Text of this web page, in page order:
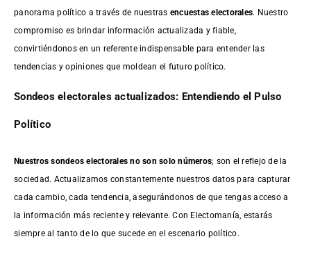
panorama político a través de nuestras encuestas electorales. Nuestro
compromiso es brindar información actualizada y fiable,
convirtiéndonos en un referente indispensable para entender las
tendencias y opiniones que moldean el futuro político.
Sondeos electorales actualizados: Entendiendo el Pulso
Político
Nuestros sondeos electorales no son solo números; son el reflejo de la
sociedad. Actualizamos constantemente nuestros datos para capturar
cada cambio, cada tendencia, asegurándonos de que tengas acceso a
la información más reciente y relevante. Con Electomanía, estarás
siempre al tanto de lo que sucede en el escenario político.